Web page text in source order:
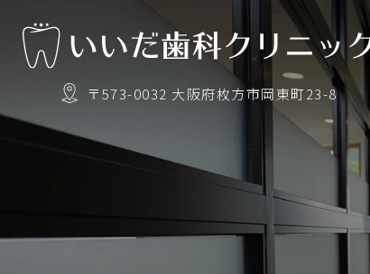
〒573-0032 大阪府枚方市岡東町23-8